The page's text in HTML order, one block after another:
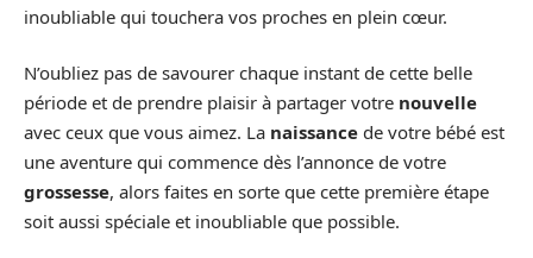
inoubliable qui touchera vos proches en plein cœur.
N’oubliez pas de savourer chaque instant de cette belle
période et de prendre plaisir à partager votre nouvelle
avec ceux que vous aimez. La naissance de votre bébé est
une aventure qui commence dès l’annonce de votre
grossesse, alors faites en sorte que cette première étape
soit aussi spéciale et inoubliable que possible.